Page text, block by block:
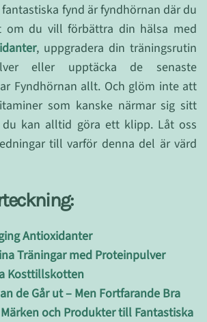
fynd är fyndhörnan där du
om du vill förbättra din hälsa med
, uppgradera din träningsrutin
eller upptäcka de senaste
Fyndhörnan allt. Och glöm inte att
som kanske närmar sig sitt
du kan alltid göra ett klipp. Låt oss
till varför denna del är värd
Antioxidanter
Träningar med Proteinpulver
Kosttillskotten
de Går ut – Men Fortfarande Bra
och Produkter till Fantastiska